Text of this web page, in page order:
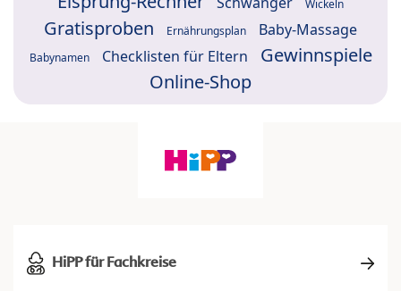
Wickeln
Gratisproben Ernährungsplan Baby-Massage
Babynamen Checklisten für Eltern
Gewinnspiele
Online-Shop
HiPP für Fachkreise